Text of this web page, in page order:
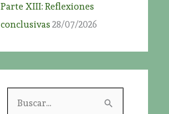
Parte XIII: Reflexiones
conclusivas 28/07/2026